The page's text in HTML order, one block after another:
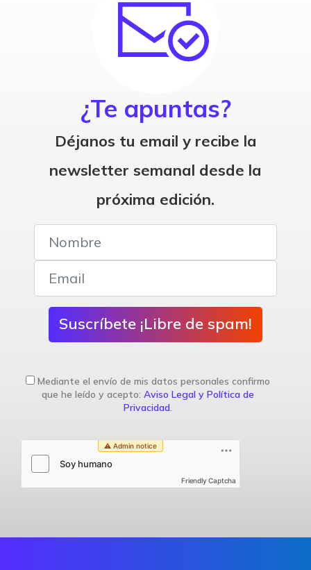
¿Te apuntas?
Déjanos tu email y recibe la
newsletter semanal desde la
próxima edición.
Suscríbete ¡Libre de spam!
Mediante el envío de mis datos personales confirmo
que he leído y acepto: Aviso Legal y Política de
Privacidad
Friendly Captcha